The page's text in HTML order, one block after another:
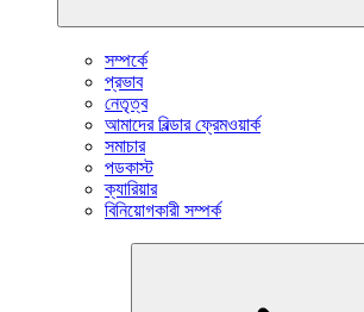
সম্পর্কে
প্রভাব
নেতৃত্ব
আমাদের বিল্ডার ফ্রেমওয়ার্ক
সমাচার
পডকাস্ট
ক্যারিয়ার
বিনিয়োগকারী সম্পর্ক